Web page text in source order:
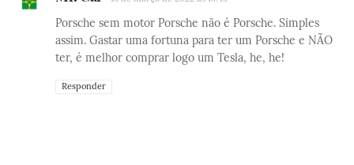
Porsche sem motor Porsche não é Porsche. Simples
assim. Gastar uma fortuna para ter um Porsche e NÃO
ter, é melhor comprar logo um Tesla, he, he!
Responder